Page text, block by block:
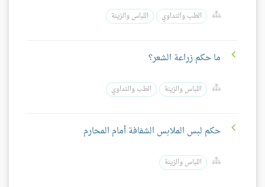
الطب والتداوي اللباس والزينة
ما حكم زراعة الشعر؟
اللباس والزينة الطب والتداوي
حكم لبس الملابس الشفافة أمام المحارم
اللباس والزينة